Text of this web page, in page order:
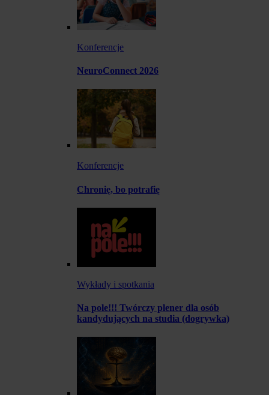
Konferencje
NeuroConnect 2026
Konferencje
Chronię, bo potrafię
Wykłady i spotkania
Na pole!!! Twórczy plener dla osób
kandydujących na studia (dogrywka)